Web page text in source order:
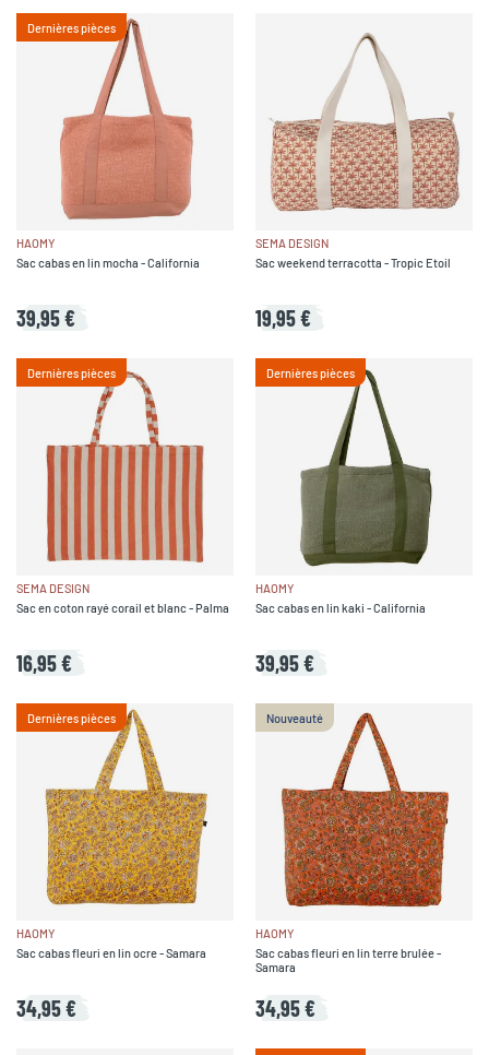
Dernières pièces
HAOMY
Sac cabas en lin mocha - California
39,95 €
SEMA DESIGN
Sac weekend terracotta - Tropic Etoil
19,95 €
Dernières pièces
SEMA DESIGN
Sac en coton rayé corail et blanc - Palma
16,95 €
Dernières pièces
HAOMY
Sac cabas en lin kaki - California
39,95 €
Dernières pièces
HAOMY
Sac cabas fleuri en lin ocre - Samara
34,95 €
Nouveauté
HAOMY
Sac cabas fleuri en lin terre brulée -
Samara
34,95 €